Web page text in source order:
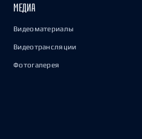
МЕДИА
Видеоматериалы
Видеотрансляции
Фотогалерея